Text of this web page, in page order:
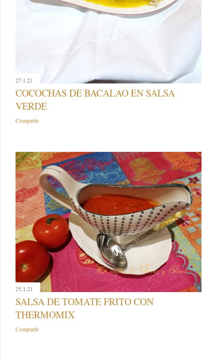
27.1.21
COCOCHAS DE BACALAO EN SALSA
VERDE
Compartir
25.1.21
SALSA DE TOMATE FRITO CON
THERMOMIX
Compartir